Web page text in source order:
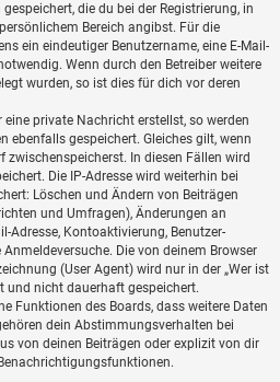
die du bei der Registrierung, in
Bereich angibst. Für die
ein eindeutiger Benutzername, eine E-Mail-
Wenn durch den Betreiber weitere
wurden, so ist dies für dich vor deren
eine private Nachricht erstellst, so werden
ebenfalls gespeichert. Gleiches gilt, wenn
zwischenspeicherst. In diesen Fällen wird
Die IP-Adresse wird weiterhin bei
Löschen und Ändern von Beiträgen
und Umfragen), Änderungen an
Adresse, Kontoaktivierung, Benutzer-
Die von deinem Browser
(User Agent) wird nur in der „Wer ist
und nicht dauerhaft gespeichert.
Funktionen des Boards, dass weitere Daten
dein Abstimmungsverhalten bei
von deinen Beiträgen oder explizit von dir